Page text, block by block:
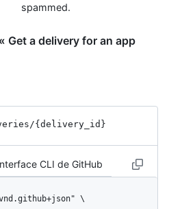
spammed.
Get a delivery for an app
/{delivery_ id}
CLI de GitHub